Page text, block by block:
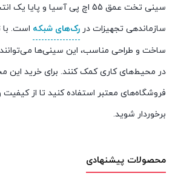
سینی تخت عمق 55 اچ پی آسیا و پایا
سازماندهی تجهیزات در رک‌های شبکه است.
ساخت و طراحی مناسب، این سینی‌ها می‌توانند
در محیط‌های کاری کمک کنند. برای خرید این
فروشگاه‌های معتبر استفاده کنید تا از
برخوردار شوید.
محصولات پیشنهادی